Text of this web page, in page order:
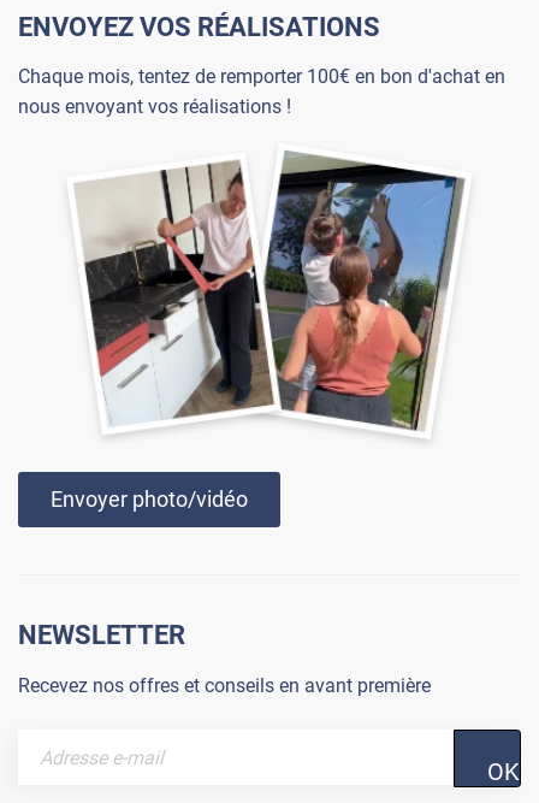
ENVOYEZ VOS RÉALISATIONS
Chaque mois, tentez de remporter 100€ en bon d'achat en
nous envoyant vos réalisations !
Envoyer photo/vidéo
NEWSLETTER
Recevez nos offres et conseils en avant première
OK